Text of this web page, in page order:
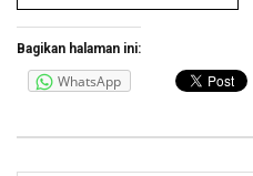
Bagikan halaman ini:
WhatsApp